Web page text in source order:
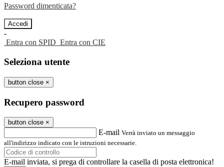
Password dimenticata?
-
Entra con SPID Entra con CIE
Seleziona utente
button close ×
Recupero password
button close ×
E-mail Verrà inviato un messaggio
all'indirizzo indicato con le istruzioni necessarie.
E-mail inviata, si prega di controllare la casella di posta elettronica!